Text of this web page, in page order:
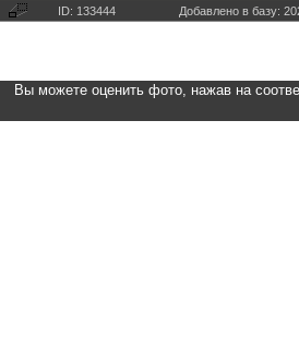
ID: 133444 Добавлено в базу:
Вы можете оценить фото, нажав на